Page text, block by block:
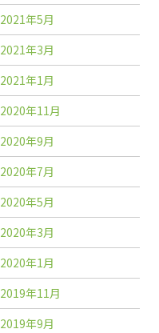
2021年5月
2021年3月
2021年1月
2020年11月
2020年9月
2020年7月
2020年5月
2020年3月
2020年1月
2019年11月
2019年9月